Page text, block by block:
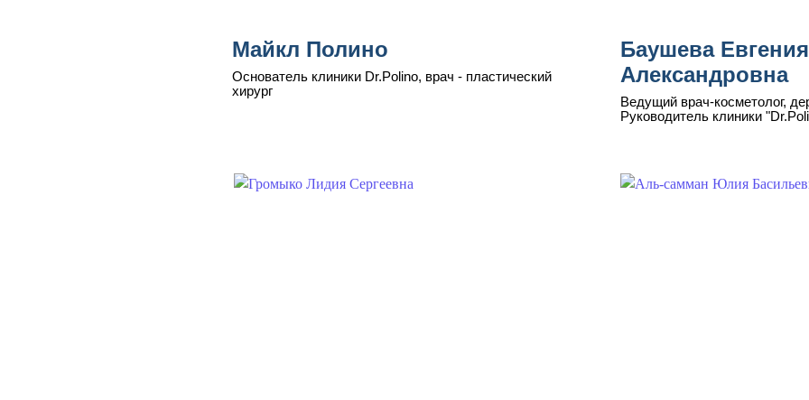
Майкл Полино
Основатель клиники Dr.Polino, врач - пластический
хирург
Баушева Евгения
Александровна
Ведущий врач-косметолог,
Руководитель клиники